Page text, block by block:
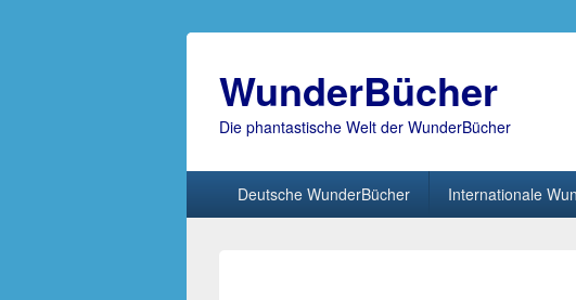
WunderBücher
Die phantastische Welt der WunderBücher
Deutsche WunderBücher Internationale